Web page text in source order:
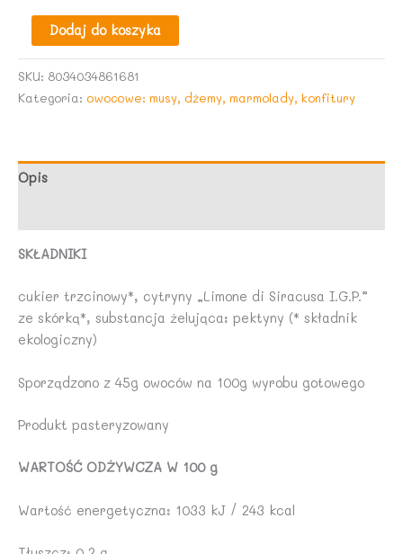
Marmolada
-
Dodaj do koszyka
SKU: 8034034861681
Kategoria: owocowe: musy, dżemy, marmolady, konfitury
Opis
SKŁADNIKI
cukier trzcinowy*, cytryny „Limone di Siracusa I.G.P.”
ze skórką*, substancja żelująca: pektyny (* składnik
ekologiczny)
Sporządzono z 45g owoców na 100g wyrobu gotowego
Produkt pasteryzowany
WARTOŚĆ ODŻYWCZA W 100 g
Wartość energetyczna: 1033 kJ / 243 kcal